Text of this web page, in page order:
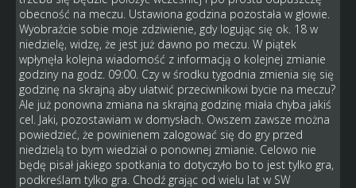
obecność na meczu. Ustawiona godzina pozostała w głowie.
Wyobraźcie sobie moje zdziwienie, gdy logując się ok. 18 w
niedzielę, widzę, że jest już dawno po meczu. W piątek
wpłynęła kolejna wiadomość z informacją o kolejnej zmianie
godziny na godz. 09:00. Czy w środku tygodnia zmienia się się
godzinę na skrajną aby ułatwić przeciwnikowi bycie na meczu?
Ale już ponowna zmiana na skrajną godzinę miała chyba jakiś
cel. Jaki, pozostawiam w domysłach. Owszem zawsze można
powiedzieć, że powinienem zalogować się do gry przed
niedzielą to bym wiedział o ponownej zmianie. Celowo nie
będę pisał jakiego spotkania to dotyczyło bo to jest tylko gra,
podkreślam tylko gra. Chodź grając od wielu lat w SW